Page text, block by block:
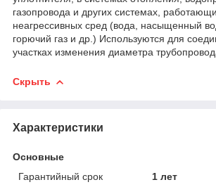
газопровода и других системах,
неагрессивных сред (вода, насыщенный
горючий газ и др.) Используются для
участках изменения диаметра
Скрыть
Характеристики
Основные
Гарантийный срок
1 лет